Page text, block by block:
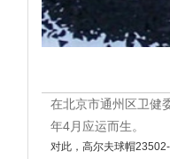
在北京市通州区卫健
年4月应运而生。
对此，高尔夫球帽